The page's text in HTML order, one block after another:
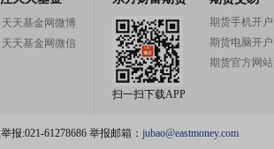
天天基金网微博
天天基金网微信
扫一扫下载APP
期货手机开户
期货电脑开户
期货官方网站
报:021-61278686 举报邮箱： jubao@eastmoney.com